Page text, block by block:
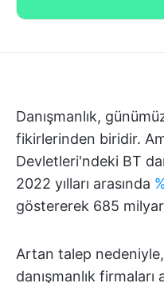
Danışmanlık,
fikirlerinden biridir.
Devletleri'ndeki BT
2022 yılları arasında
göstererek 685 milyar
Artan talep
danışmanlık